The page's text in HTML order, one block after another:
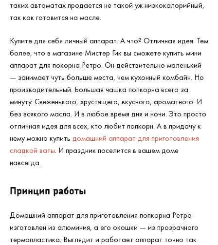
таких автоматах продается не такой уж низкокалорийный,
так как готовится на масле.
Купите для себя личный аппарат. А что? Отличная идея. Тем
более, что в магазине Мистер Гик вы сможете купить мини
аппарат для покорна Ретро. Он действительно маленький
— занимает чуть больше места, чем кухонный комбайн. Но
производительный. Большая чашка попкорна всего за
минуту. Свеженького, хрустящего, вкусного, ароматного. И
без всякого масла. И в любое время дня и ночи. Это просто
отличная идея для всех, кто любит попкорн. А в придачу к
нему можно купить домашний аппарат для приготовления
сладкой ваты. И праздник поселится в вашем доме
навсегда.
Принцип работы
Домашний аппарат для приготовления попкорна Ретро
изготовлен из алюминия, а его окошки — из прозрачного
термопластика. Выглядит и работает аппарат точно так